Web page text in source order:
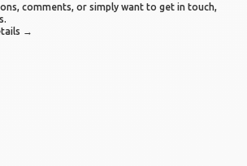
comments, or simply want to get in touch,
→